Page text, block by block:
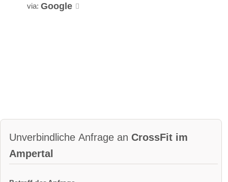
via: Google
Unverbindliche Anfrage an CrossFit im
Ampertal